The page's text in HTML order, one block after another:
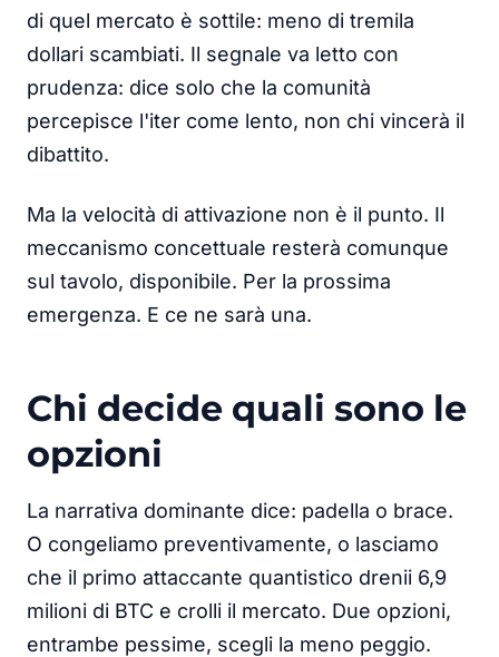
di quel mercato è sottile: meno di tremila
dollari scambiati. Il segnale va letto con
prudenza: dice solo che la comunità
percepisce l'iter come lento, non chi vincerà il
dibattito.
Ma la velocità di attivazione non è il punto. Il
meccanismo concettuale resterà comunque
sul tavolo, disponibile. Per la prossima
emergenza. E ce ne sarà una.
Chi decide quali sono le
opzioni
La narrativa dominante dice: padella o brace.
O congeliamo preventivamente, o lasciamo
che il primo attaccante quantistico drenii 6,9
milioni di BTC e crolli il mercato. Due opzioni,
entrambe pessime, scegli la meno peggio.